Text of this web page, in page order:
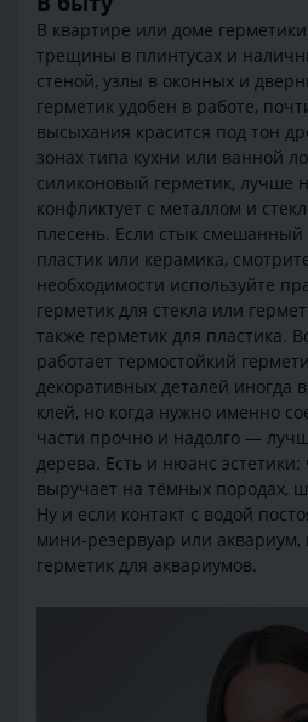
В квартире или доме
трещины в плинтусах и
стеной, узлы в оконных и
герметик удобен в работе,
высыхания красится под тон
зонах типа кухни или ванной
силиконовый герметик, лучше
конфликтует с металлом и
плесень. Если стык
пластик или керамика,
необходимости используйте
герметик для стекла или
также герметик для пластика.
работает термостойкий
декоративных деталей иногда
клей, но когда нужно именно
части прочно и надолго —
дерева. Есть и нюанс
выручает на тёмных породах,
Ну и если контакт с водой
мини-резервуар или
герметик для аквариумов.